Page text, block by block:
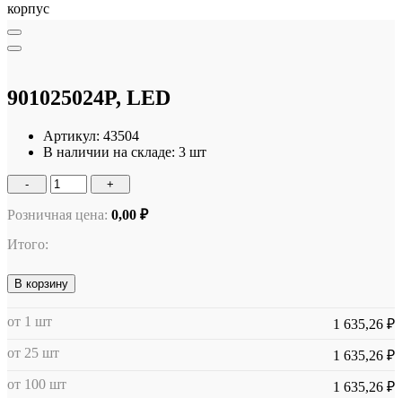
корпус
901025024P, LED
Артикул: 43504
В наличии на складе: 3 шт
- +
Розничная цена: 0,00 ₽
Итого:
В корзину
от 1 шт
1 635,26 ₽
от 25 шт
1 635,26 ₽
от 100 шт
1 635,26 ₽